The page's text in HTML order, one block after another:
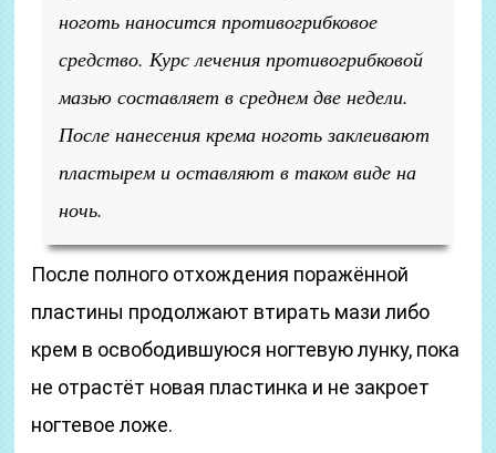
ноготь наносится противогрибковое
средство. Курс лечения противогрибковой
мазью составляет в среднем две недели.
После нанесения крема ноготь заклеивают
пластырем и оставляют в таком виде на
ночь.
После полного отхождения поражённой
пластины продолжают втирать мази либо
крем в освободившуюся ногтевую лунку, пока
не отрастёт новая пластинка и не закроет
ногтевое ложе.